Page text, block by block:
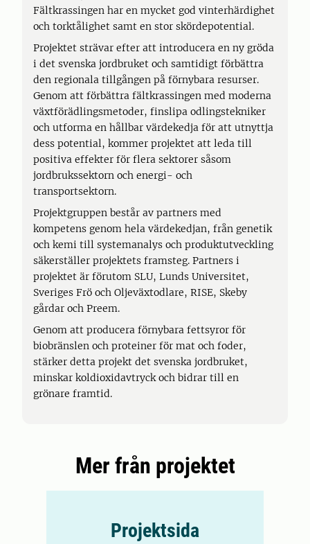
Fältkrassingen har en mycket god vinterhärdighet
och torktålighet samt en stor skördepotential.
Projektet strävar efter att introducera en ny gröda
i det svenska jordbruket och samtidigt förbättra
den regionala tillgången på förnybara resurser.
Genom att förbättra fältkrassingen med moderna
växtförädlingsmetoder, finslipa odlingstekniker
och utforma en hållbar värdekedja för att utnyttja
dess potential, kommer projektet att leda till
positiva effekter för flera sektorer såsom
jordbrukssektorn och energi- och
transportsektorn.
Projektgruppen består av partners med
kompetens genom hela värdekedjan, från genetik
och kemi till systemanalys och produktutveckling
säkerställer projektets framsteg. Partners i
projektet är förutom SLU, Lunds Universitet,
Sveriges Frö och Oljeväxtodlare, RISE, Skeby
gårdar och Preem.
Genom att producera förnybara fettsyror för
biobränslen och proteiner för mat och foder,
stärker detta projekt det svenska jordbruket,
minskar koldioxidavtryck och bidrar till en
grönare framtid.
Mer från projektet
Projektsida